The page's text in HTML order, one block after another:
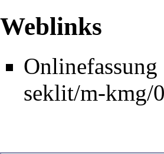
Weblinks
Onlinefassung